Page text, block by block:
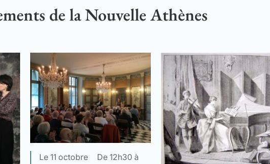
de la Nouvelle Athènes
Le 11 octobre
De 12h30 à